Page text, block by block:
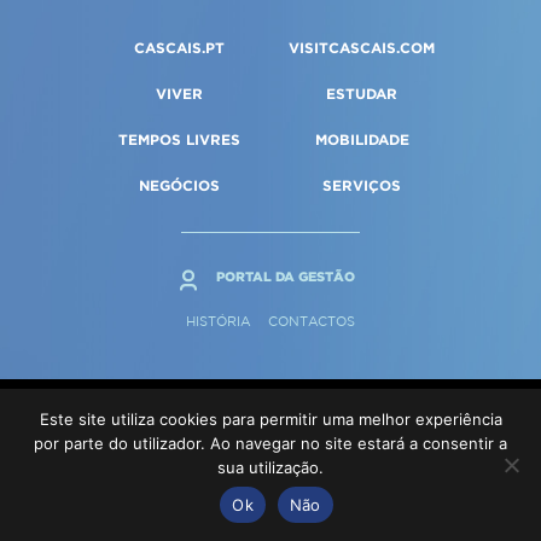
Sociedade & Educação
CASCAIS.PT VISITCASCAIS.COM
VIVER ESTUDAR
TEMPOS LIVRES MOBILIDADE
NEGÓCIOS SERVIÇOS
PORTAL DA GESTÃO
HISTÓRIA CONTACTOS
Este site utiliza cookies para permitir uma melhor experiência
por parte do utilizador. Ao navegar no site estará a consentir a
sua utilização.
Ok
Não
© Cascais 2026